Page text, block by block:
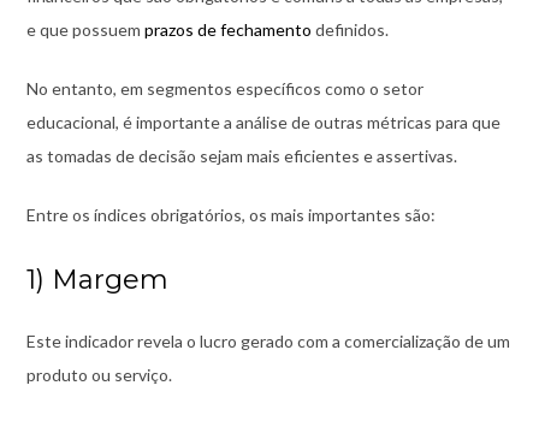
e que possuem prazos de fechamento definidos.
No entanto, em segmentos específicos como o setor
educacional, é importante a análise de outras métricas para que
as tomadas de decisão sejam mais eficientes e assertivas.
Entre os índices obrigatórios, os mais importantes são:
1) Margem
Este indicador revela o lucro gerado com a comercialização de um
produto ou serviço.